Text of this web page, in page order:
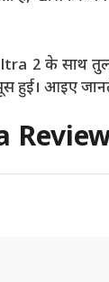
2 के साथ
हुई। आइए